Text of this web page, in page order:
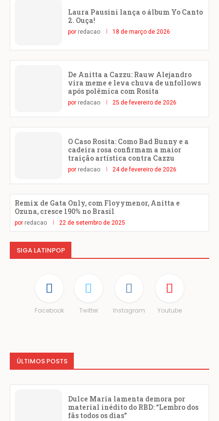
Laura Pausini lança o álbum Yo Canto
2. Ouça!
por redacao 18 de março de 2026
De Anitta a Cazzu: Rauw Alejandro
vira meme e leva chuva de unfollows
após polêmica com Rosita
por redacao 25 de fevereiro de 2026
O Caso Rosita: Como Bad Bunny e a
cadeira rosa confirmam a maior
traição artística contra Cazzu
por redacao 24 de fevereiro de 2026
Remix de Gata Only, com Floyymenor, Anitta e
Ozuna, cresce 190% no Brasil
por redacao 22 de setembro de 2025
SIGA LATINPOP
Facebook Twitter Instagram Youtube
ÚLTIMOS POSTS
Dulce María lamenta demora por
material inédito do RBD: “Lembro dos
fãs todos os dias”